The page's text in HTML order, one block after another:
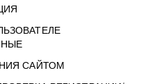
САЙТОМ